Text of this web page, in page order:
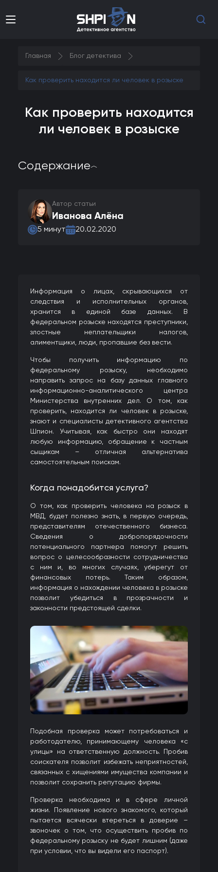
Главная Блог детектива
Как проверить находится ли человек в розыске
Как проверить находится
ли человек в розыске
Содержание︿
Автор статьи
Иванова Алёна
5 минут 20.02.2020
Информация о лицах, скрывающихся от
следствия и исполнительных органов,
хранится в единой базе данных. В
федеральном розыске находятся преступники,
злостные неплательщики налогов,
алиментщики, люди, пропавшие без вести.
Чтобы получить информацию по
федеральному розыску, необходимо
направить запрос на базу данных главного
информационно-аналитического центра
Министерства внутренних дел. О том, как
проверить, находится ли человек в розыске,
знают и специалисты детективного агентства
Шпион. Учитывая, как быстро они находят
любую информацию, обращение к частным
сыщикам – отличная альтернатива
самостоятельным поискам.
Когда понадобится услуга?
О том, как проверить человека на розыск в
МВД, будет полезно знать, в первую очередь,
представителям отечественного бизнеса.
Сведения о добропорядочности
потенциального партнера помогут решить
вопрос о целесообразности сотрудничества
с ним и, во многих случаях, уберегут от
финансовых потерь. Таким образом,
информация о нахождении человека в розыске
позволит убедиться в прозрачности и
законности предстоящей сделки.
Подобная проверка может потребоваться и
работодателю, принимающему человека «с
улицы» на ответственную должность. Пробив
соискателя позволит избежать неприятностей,
связанных с хищениями имущества компании и
позволит сохранить репутацию фирмы.
Проверка необходима и в сфере личной
жизни. Появление нового знакомого, который
пытается всячески втереться в доверие –
звоночек о том, что осуществить пробив по
федеральному розыску не будет лишним (даже
при условии, что вы видели его паспорт).